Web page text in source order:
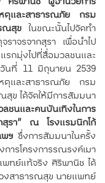
ตุและสาธารณภัย กรม
ณสุขในขณะนั้นไปจัดทำ
าจรจากสุรา เพื่อนำไป
กมุ่งไปที่สื่อมวลชนและ
วันที่ 11 มิถุนายน 2539
ตุและสาธารณภัย กรม
ข ได้จัดให้มีการสัมมนา
ชนและคนบันเทิงในการ
สุรา” ณ โรงแรมนิกโก้
ฯซึ่งการสัมมนาในครั้ง
ารโครงการรณรงค์เมา
ทย์แท้จริง ศิริพานิช ได้
งสาธารณสุข นายแพทย์